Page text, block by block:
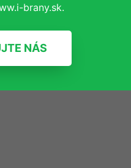
brany.sk.
NÁS